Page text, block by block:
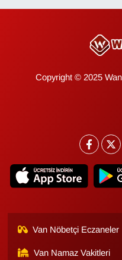
Copyright © 2025 Wan
Van Nöbetçi Eczaneler
Van Namaz Vakitleri